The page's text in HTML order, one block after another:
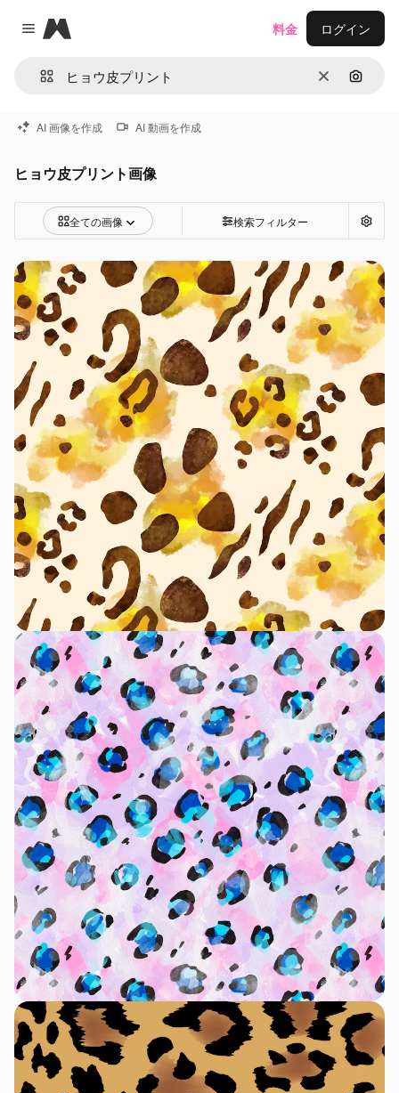
Close menu
Magnific
消去 画像で
料金 ログイン
AI 画像を作成 AI 動画を作成
ヒョウ皮プリント画像
全ての画像 検索フィルター